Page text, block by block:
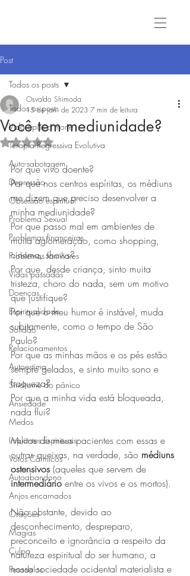
Post
Todos os posts
Vida após a morte
Terapia Regressiva Evolutiva
Auto-sabotagem
Depressão
Obsessão espiritual
Problema Sexual
Problemas financeiros
Problemas familiares
Vidas passadas
Doenças
Espiritualidade
Solidão
Relacionamentos
Autoestima
Síndrome do pânico
Ansiedade
Medos
Implantes Espirituais
Votos Cármicos
Autoabandono
Anjos encarnados
Orações
Magias
Culpa
Pesadelos
Todos os posts
Você tem mediunidade?
Osvaldo Shimoda
15 de jan. de 2023 7 min de leitura
Avaliado com NaN de 5 estrelas.
Por que vivo doente?
Por que nos centros espíritas, os médiuns
me dizem que preciso desenvolver a
minha mediunidade?
Por que passo mal em ambientes de
muita aglomeração, como shopping,
cinema, shows?
Por que, desde criança, sinto muita
tristeza, choro do nada, sem um motivo
que justifique?
Por que o meu humor é instável, muda
subitamente, como o tempo de São
Paulo?
Por que as minhas mãos e os pés estão
sempre gelados, e sinto muito sono e
fraqueza?
Por que a minha vida está bloqueada,
nada flui?
Muitos de meus pacientes com essas e
outras queixas, na verdade, são médiuns
ostensivos (aqueles que servem de
intermediário entre os vivos e os mortos).
Não obstante, devido ao
desconhecimento, despreparo,
preconceito e ignorância a respeito da
natureza espiritual do ser humano, a
nossa sociedade ocidental materialista e